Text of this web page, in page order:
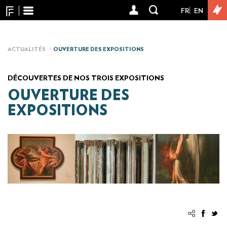
Panneau de gestion des cookies
Aller
au
User
FR EN
ACTUALITÉS OUVERTURE DES EXPOSITIONS
DÉCOUVERTES DE NOS TROIS EXPOSITIONS
OUVERTURE DES
EXPOSITIONS